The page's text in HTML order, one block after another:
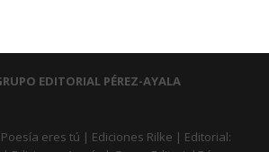
EDITORIAL PÉREZ-AYALA
eres tú | Ediciones Rilke | Editorial: